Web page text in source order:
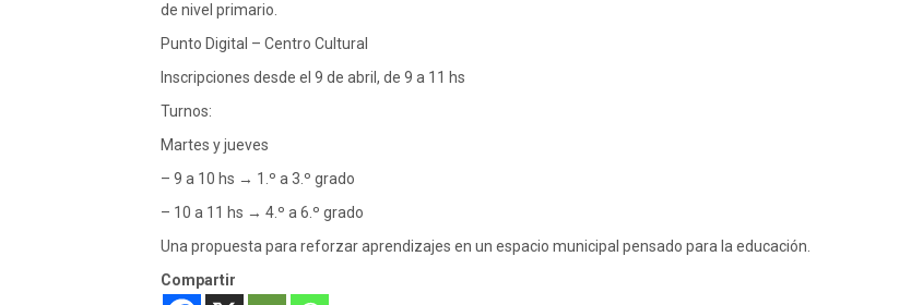
de nivel primario.
Punto Digital – Centro Cultural
Inscripciones desde el 9 de abril, de 9 a 11 hs
Turnos:
Martes y jueves
– 9 a 10 hs → 1.º a 3.º grado
– 10 a 11 hs → 4.º a 6.º grado
Una propuesta para reforzar aprendizajes en un espacio municipal pensado para la educación.
Compartir